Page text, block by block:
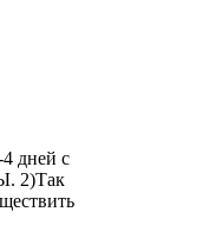
дней с
2)Так